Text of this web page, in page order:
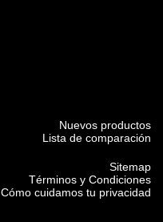
Nuevos productos
Lista de comparación
Sitemap
Términos y Condiciones
Cómo cuidamos tu privacidad